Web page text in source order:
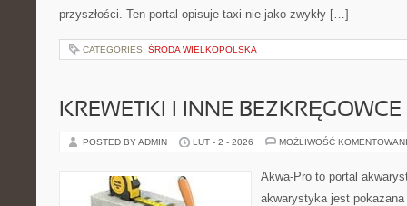
przyszłości. Ten portal opisuje taxi nie jako zwykły […]
CATEGORIES: ŚRODA WIELKOPOLSKA
KREWETKI I INNE BEZKRĘGOWCE
POSTED BY ADMIN LUT - 2 - 2026 MOŻLIWOŚĆ
Akwa-Pro to portal
akwarystyka jest